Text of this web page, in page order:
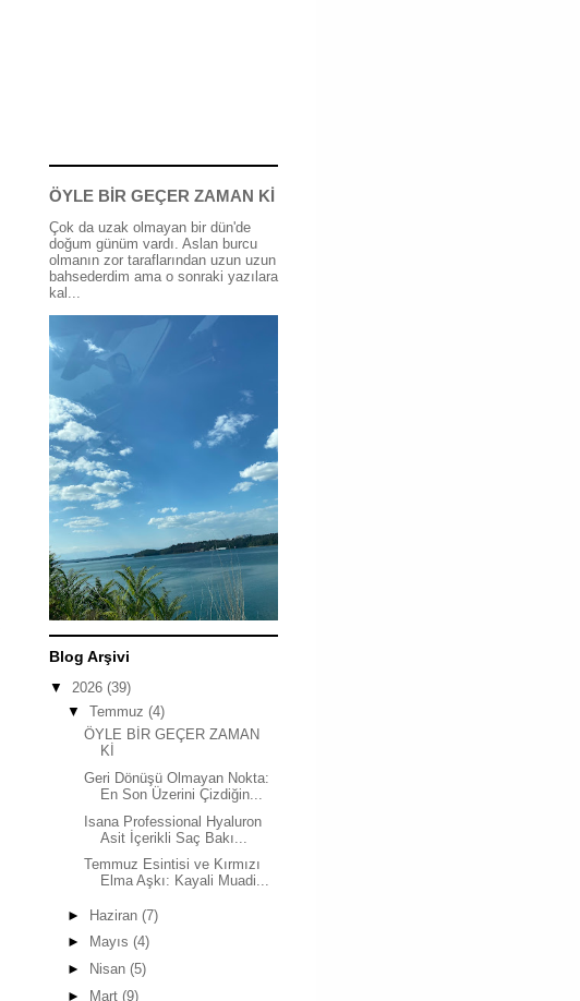
ÖYLE BİR GEÇER ZAMAN Kİ
Çok da uzak olmayan bir dün'de
doğum günüm vardı. Aslan burcu
olmanın zor taraflarından uzun uzun
bahsederdim ama o sonraki yazılara
kal...
Blog Arşivi
▼ 2026 (39)
▼ Temmuz (4)
ÖYLE BİR GEÇER ZAMAN
Kİ
Geri Dönüşü Olmayan Nokta:
En Son Üzerini Çizdiğin...
Isana Professional Hyaluron
Asit İçerikli Saç Bakı...
Temmuz Esintisi ve Kırmızı
Elma Aşkı: Kayali Muadi...
► Haziran (7)
►
Mayıs (4)
►
Nisan (5)
►
Mart (9)